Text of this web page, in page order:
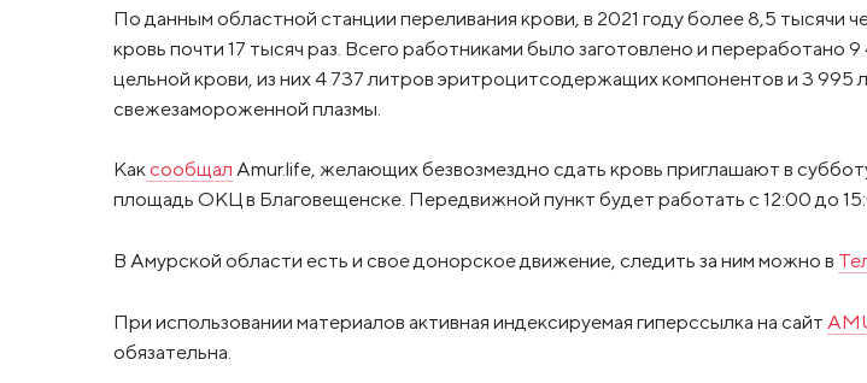
По данным областной станции переливания крови, в 2021 году более 8,5 тысячи
кровь почти 17 тысяч раз. Всего работниками было заготовлено и переработано 9
цельной крови, из них 4 737 литров эритроцитсодержащих компонентов и 3 995
свежезамороженной плазмы.
Каксообщал Amur.life, желающих безвозмездно сдать кровь приглашают в
площадь ОКЦ в Благовещенске. Передвижной пункт будет работать с 12:00 до
В Амурской области есть и свое донорское движение, следить за ним можно в
При использовании материалов активная индексируемая гиперссылка на сайт
обязательна.